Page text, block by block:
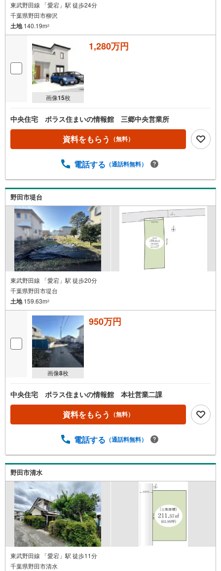
東武野田線 「愛宕」駅 徒歩24分
千葉県野田市柳沢
土地140.19m2
画像15枚
1,280万円
中央住宅 ポラス住まいの情報館 三郷中央営業所
資料をもらう （無料）
電話する （通話料無料）
野田市堤台
東武野田線 「愛宕」駅 徒歩20分
千葉県野田市堤台
土地159.63m2
画像8枚
950万円
中央住宅 ポラス住まいの情報館 本社営業二課
資料をもらう （無料）
電話する （通話料無料）
野田市清水
東武野田線 「愛宕」駅 徒歩11分
千葉県野田市清水